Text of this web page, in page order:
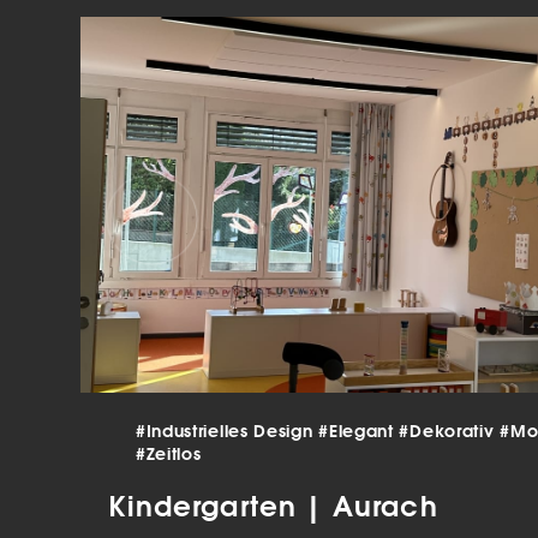
#Industrielles Design#Elegant#Dekorativ
#Zeitlos
Kindergarten | Aurach
die